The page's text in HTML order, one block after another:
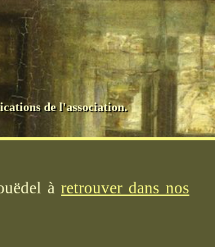
de l'association.
àretrouver dans nos